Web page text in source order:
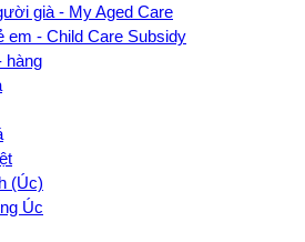
già - My Aged Care
em - Child Care Subsidy
hàng
(Úc)
Úc